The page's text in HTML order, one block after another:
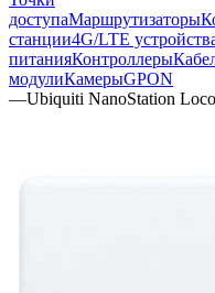
доступаМаршрутизаторы
станции4G/LTE
питанияКонтроллеры
модулиКамерыGPON
—Ubiquiti NanoStation